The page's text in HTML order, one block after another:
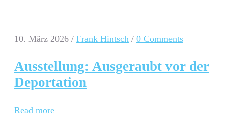
10. März 2026 / Frank Hintsch / 0 Comments
Ausstellung: Ausgeraubt vor der
Deportation
Read more